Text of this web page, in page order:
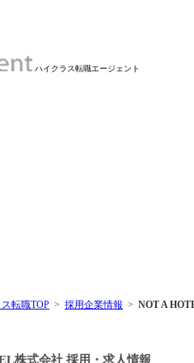
ハイクラス転職エージェント
転職TOP 採用企業情報 NOT A
株式会社 採用・求人情報